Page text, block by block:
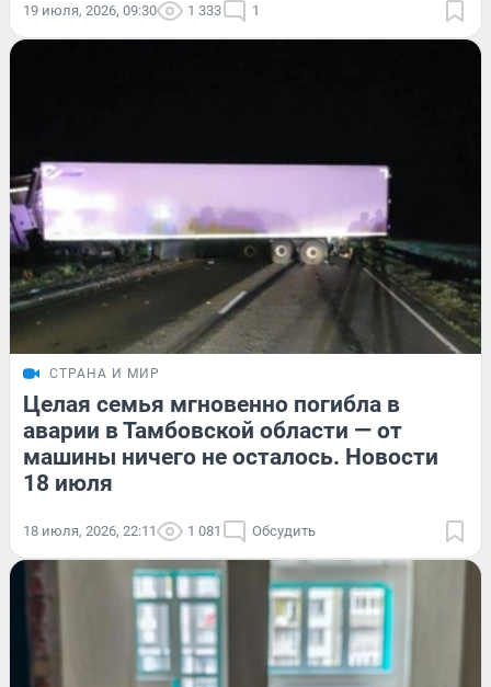
19 июля, 2026, 09:30 1 333 1
СТРАНА И МИР
Целая семья мгновенно погибла в
аварии в Тамбовской области — от
машины ничего не осталось. Новости
18 июля
18 июля, 2026, 22:11 1 081 Обсудить